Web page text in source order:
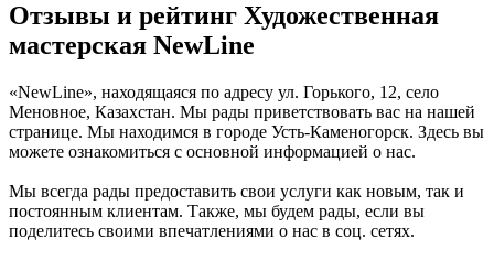
Отзывы и рейтинг Художественная
мастерская NewLine
«NewLine», находящаяся по адресу ул. Горького, 12, село
Меновное, Казахстан. Мы рады приветствовать вас на нашей
странице. Мы находимся в городе Усть-Каменогорск. Здесь вы
можете ознакомиться с основной информацией о нас.
Мы всегда рады предоставить свои услуги как новым, так и
постоянным клиентам. Также, мы будем рады, если вы
поделитесь своими впечатлениями о нас в соц. сетях.